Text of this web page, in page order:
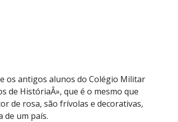
os antigos alunos do Colégio Militar
de HistóriaÂ», que é o mesmo que
de rosa, são frívolas e decorativas,
de um país.